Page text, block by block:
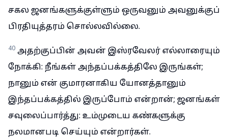
சகல ஜனங்களுக்குள்ளும் ஒருவனும் அவனுக்குப்
பிரதியுத்தரம் சொல்லவில்லை.
40 அதற்குப்பின் அவன் இஸ்ரவேலர் எல்லாரையும்
நோக்கி: நீங்கள் அந்தப்பக்கத்திலே இருங்கள்;
நானும் என் குமாரனாகிய யோனத்தானும்
இந்தப்பக்கத்தில் இருப்போம் என்றான்; ஜனங்கள்
சவுலைப்பார்த்து: உம்முடைய கண்களுக்கு
நலமானபடி செய்யும் என்றார்கள்.